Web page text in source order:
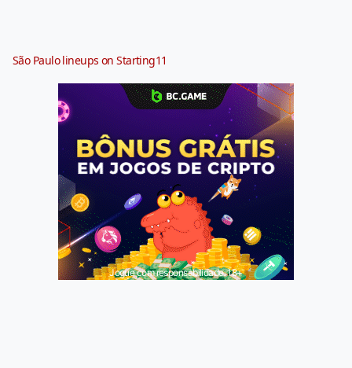
São Paulo lineups on Starting11
Jogue com responsabilidade. 18+